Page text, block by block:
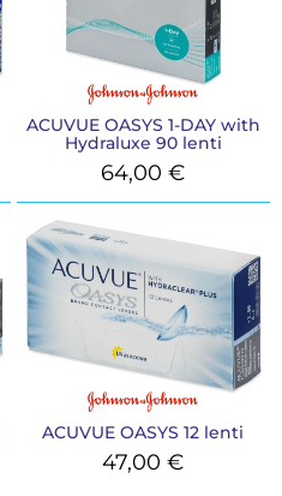
ACUVUE OASYS 1-DAY with
Hydraluxe 90 lenti
64,00€
ACUVUE OASYS 12 lenti
47,00€